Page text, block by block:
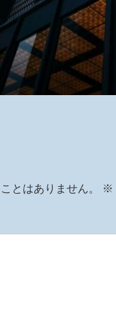
とはありません。 ※